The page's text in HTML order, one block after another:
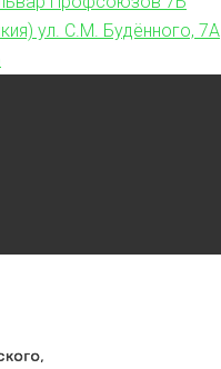
ул. С.М. Будённого, 7А